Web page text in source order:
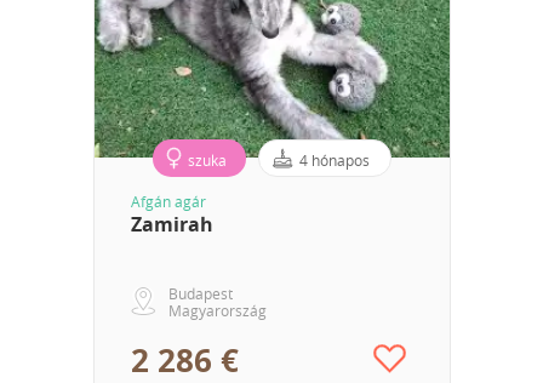
szuka 4 hónapos
Afgán agár
Zamirah
Budapest
Magyarország
2 286 €